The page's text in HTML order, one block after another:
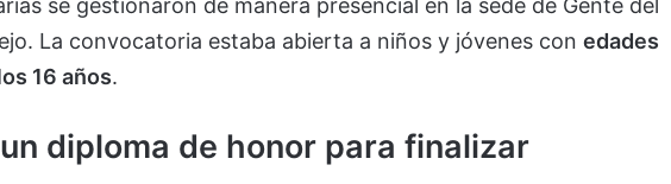
se gestionaron de manera presencial en la sede de Gente del
La convocatoria estaba abierta a niños y jóvenes con edades
16 años.
diploma de honor para finalizar